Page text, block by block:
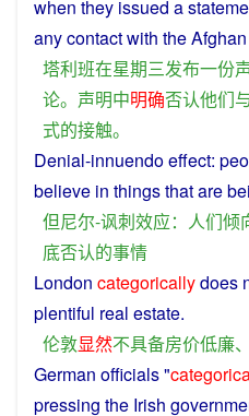
when they issued a
anycontactwith theAfghan
塔利班在星期三发布一份
论。 声明中明确否认他们
式的接触。
Denial-innuendoeffect:
believe in thingsthat are
但尼尔-讽刺效应： 人们倾
底否认的事情
London categoricallydoes
plentiful real estate.
伦敦显然不具备房价低廉、
German officials"
pressing the Irish